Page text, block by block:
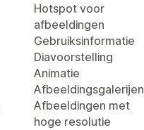
Hotspot voor
afbeeldingen
Gebruiksinformatie
Diavoorstelling
Animatie
Afbeeldingsgalerijen
Afbeeldingen met
hoge resolutie